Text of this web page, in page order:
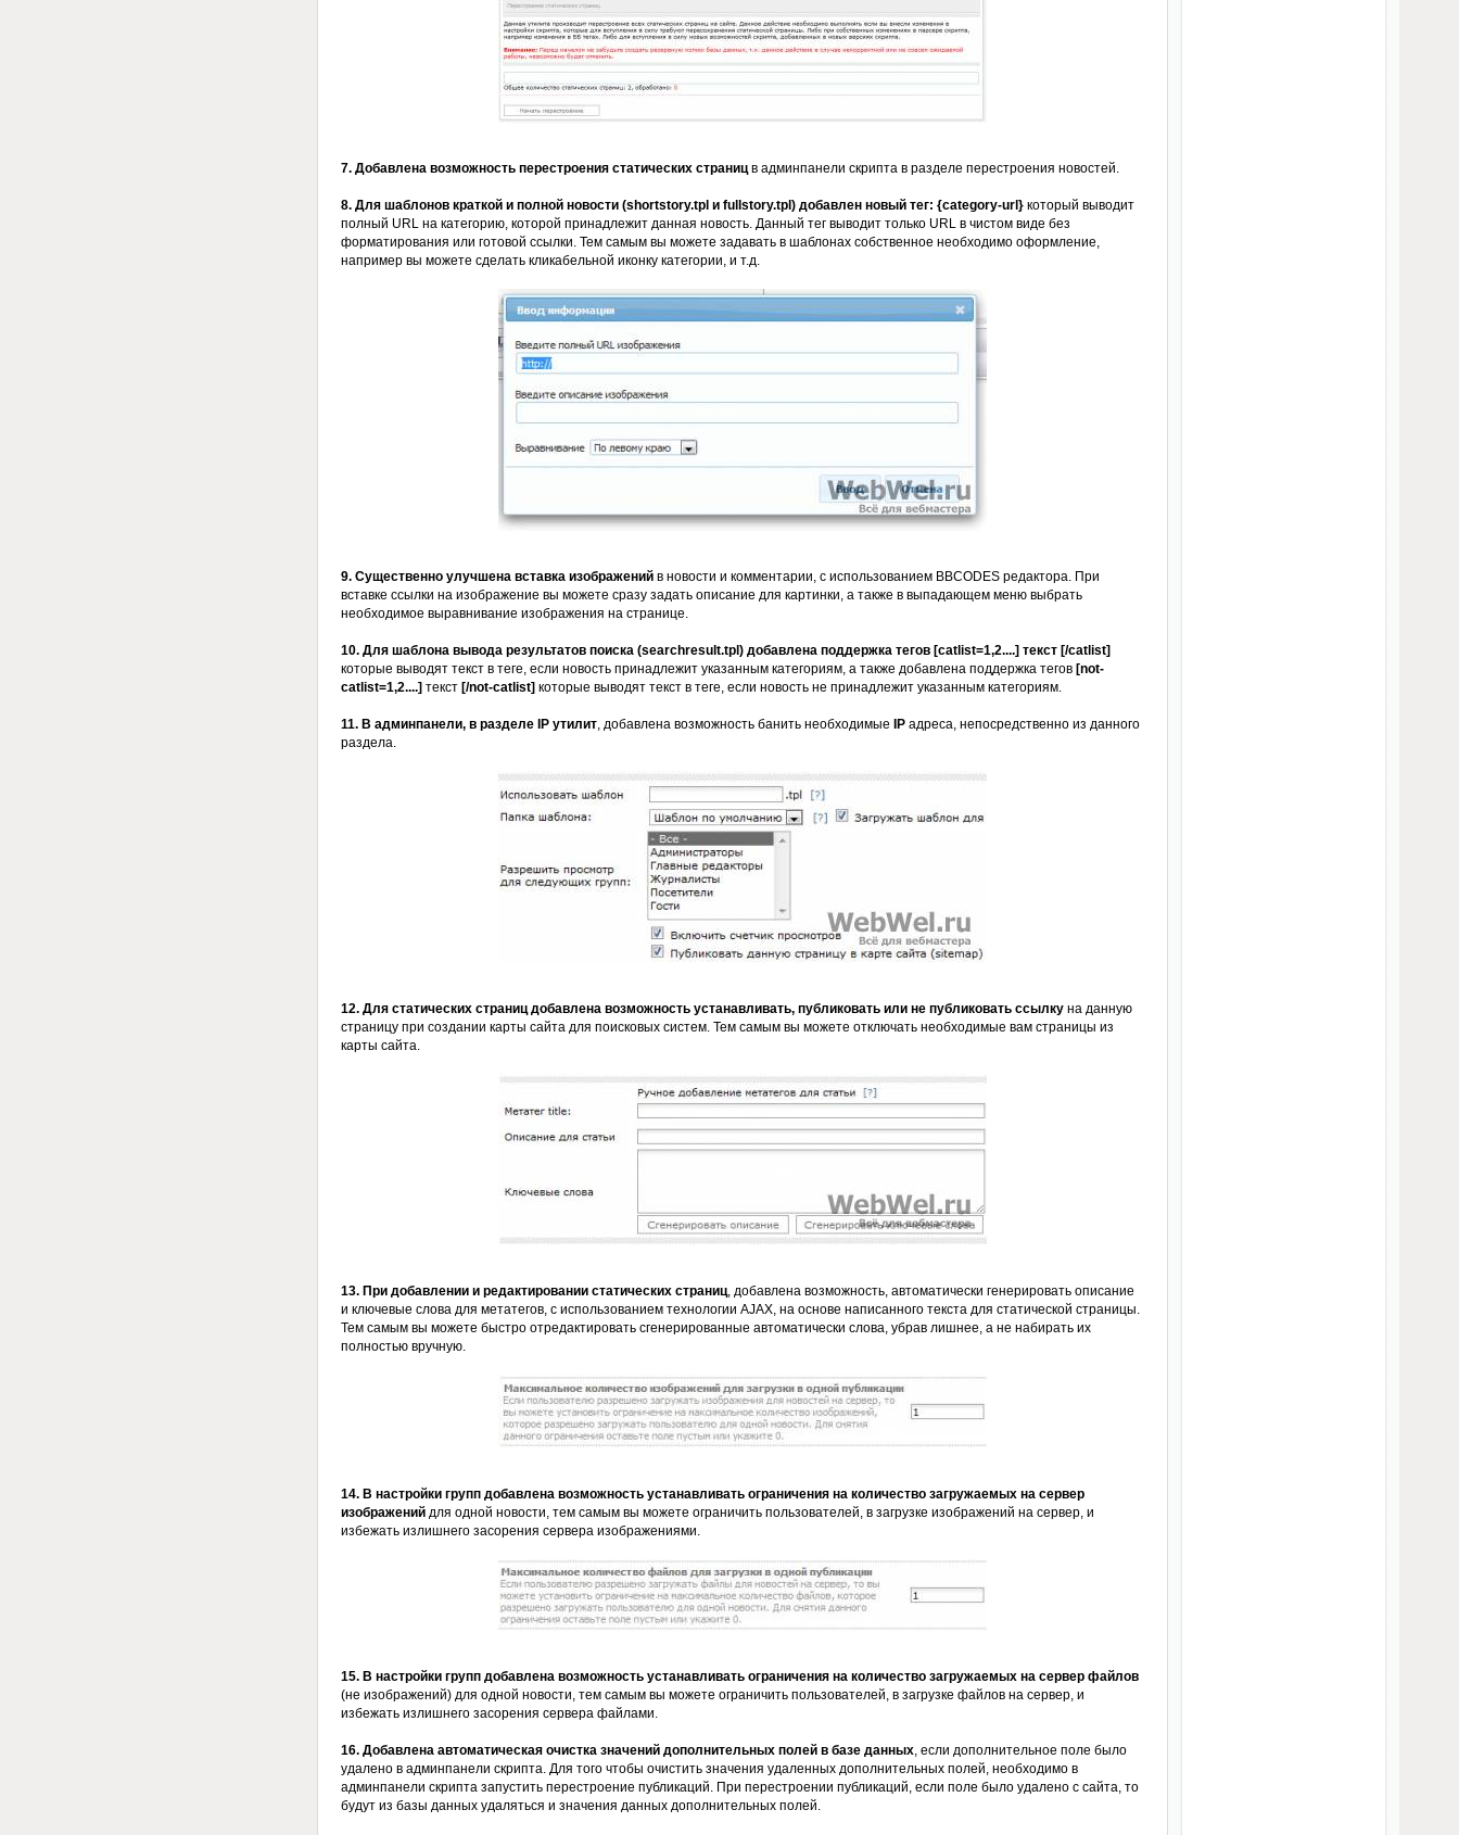
7. Добавлена возможность перестроения статических страницв админпанели скрипта в разделе перестроения новостей.
8. Для шаблонов краткой и полной новости (shortstory.tpl и fullstory.tpl) добавлен новый тег: {category-url} который выводит
полный URL на категорию, которой принадлежит данная новость. Данный тег выводит только URL в чистом виде без
форматирования или готовой ссылки. Тем самым вы можете задавать в шаблонах собственное необходимо оформление,
например вы можете сделать кликабельной иконку категории, и т.д.
9. Существенно улучшена вставка изображений в новости и комментарии, с использованием BBCODES редактора. При
вставке ссылки на изображение вы можете сразу задать описание для картинки, а также в выпадающем меню выбрать
необходимое выравнивание изображения на странице.
10. Для шаблона вывода результатов поиска (searchresult.tpl) добавлена поддержка тегов [catlist=1,2....] текст [/catlist]
которые выводят текст в теге, если новость принадлежит указанным категориям, а также добавлена поддержка тегов[not-
catlist=1,2....] текст[/not-catlist] которые выводят текст в теге, если новость не принадлежит указанным категориям.
11. В админпанели, в разделе IP утилит, добавлена возможность банить необходимые IPадреса, непосредственно из данного
раздела.
12. Для статических страниц добавлена возможность устанавливать, публиковать или не публиковать ссылкуна данную
страницу при создании карты сайта для поисковых систем. Тем самым вы можете отключать необходимые вам страницы из
карты сайта.
13. При добавлении и редактировании статических страниц, добавлена возможность, автоматически генерировать описание
и ключевые слова для метатегов, с использованием технологии AJAX, на основе написанного текста для статической страницы.
Тем самым вы можете быстро отредактировать сгенерированные автоматически слова, убрав лишнее, а не набирать их
полностью вручную.
14. В настройки групп добавлена возможность устанавливать ограничения на количество загружаемых на сервер
изображенийдля одной новости, тем самым вы можете ограничить пользователей, в загрузке изображений на сервер, и
избежать излишнего засорения сервера изображениями.
15. В настройки групп добавлена возможность устанавливать ограничения на количество загружаемых на сервер файлов
(не изображений) для одной новости, тем самым вы можете ограничить пользователей, в загрузке файлов на сервер, и
избежать излишнего засорения сервера файлами.
16. Добавлена автоматическая очистка значений дополнительных полей в базе данных, если дополнительное поле было
удалено в админпанели скрипта. Для того чтобы очистить значения удаленных дополнительных полей, необходимо в
админпанели скрипта запустить перестроение публикаций. При перестроении публикаций, если поле было удалено с сайта, то
будут из базы данных удаляться и значения данных дополнительных полей.